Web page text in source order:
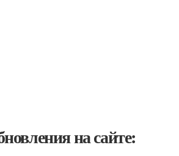
на сайте: